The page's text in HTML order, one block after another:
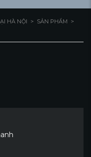
HÀ NỘI > SẢN PHẨM >